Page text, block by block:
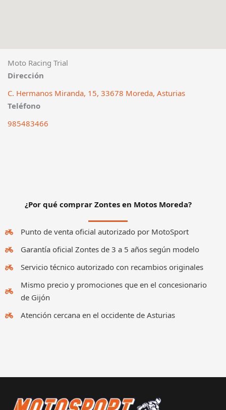
Moto Racing Trial
Dirección
C. Hermanos Miranda, 15, 33678 Moreda, Asturias
Teléfono
985483466
¿Por qué comprar Zontes en Motos Moreda?
Punto de venta oficial autorizado por MotoSport
Garantía oficial Zontes de 3 a 5 años según modelo
Servicio técnico autorizado con recambios originales
Mismo precio y promociones que en el concesionario
de Gijón
Atención cercana en el occidente de Asturias